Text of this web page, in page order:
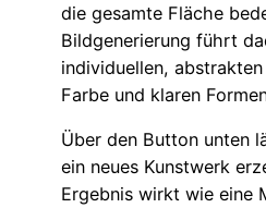
die gesamte Fläche
Bildgenerierung führt
individuellen,
Farbe und klaren
Über den Button unten
ein neues Kunstwerk
Ergebnis wirkt wie eine